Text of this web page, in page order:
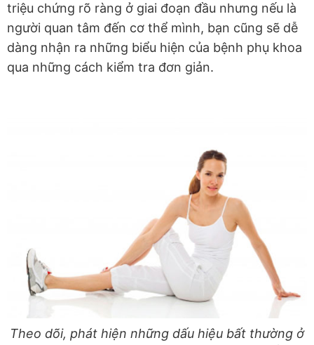
triệu chứng rõ ràng ở giai đoạn đầu nhưng nếu là
người quan tâm đến cơ thể mình, bạn cũng sẽ dễ
dàng nhận ra những biểu hiện của bệnh phụ khoa
qua những cách kiểm tra đơn giản.
Theo dõi, phát hiện những dấu hiệu bất thường ở